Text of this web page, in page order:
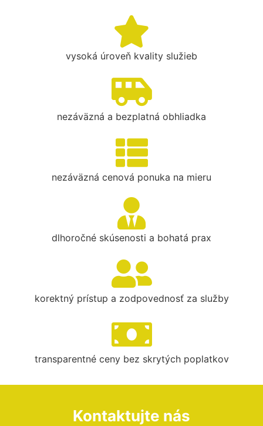
vysoká úroveň kvality služieb
nezáväzná a bezplatná obhliadka
nezáväzná cenová ponuka na mieru
dlhoročné skúsenosti a bohatá prax
korektný prístup a zodpovednosť za služby
transparentné ceny bez skrytých poplatkov
Kontaktujte nás